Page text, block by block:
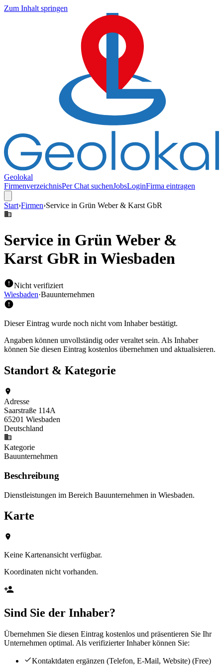
Zum Inhalt springen
Geolokal
FirmenverzeichnisPer Chat suchenJobsLoginFirma eintragen
Start›Firmen›Service in Grün Weber & Karst GbR
Service in Grün Weber &
Karst GbR in Wiesbaden
Nicht verifiziert
Wiesbaden·Bauunternehmen
Dieser Eintrag wurde noch nicht vom Inhaber bestätigt.
Angaben können unvollständig oder veraltet sein. Als Inhaber
können Sie diesen Eintrag kostenlos übernehmen und aktualisieren.
Standort & Kategorie
Adresse
Saarstraße 114A
65201 Wiesbaden
Deutschland
Kategorie
Bauunternehmen
Beschreibung
Dienstleistungen im Bereich Bauunternehmen in Wiesbaden.
Karte
Keine Kartenansicht verfügbar.
Koordinaten nicht vorhanden.
Sind Sie der Inhaber?
Übernehmen Sie diesen Eintrag kostenlos und präsentieren Sie Ihr
Unternehmen optimal. Als verifizierter Inhaber können Sie:
Kontaktdaten ergänzen (Telefon, E-Mail, Website) (Free)